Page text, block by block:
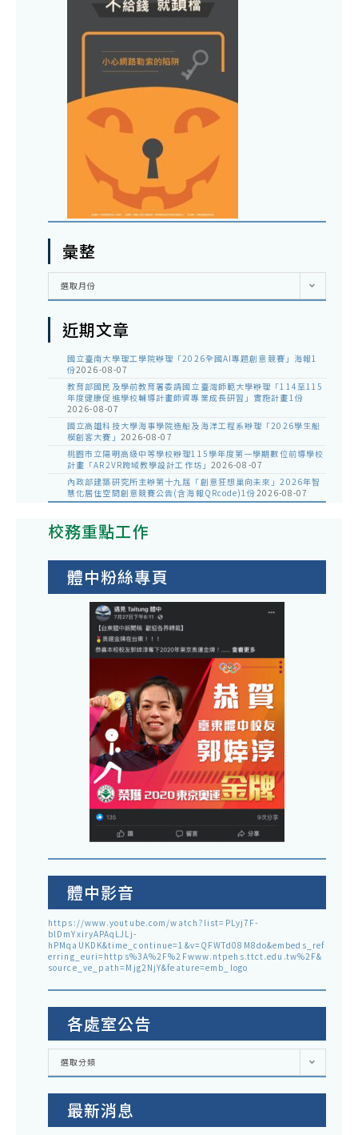
彙整
彙
選取月份
近期文章
國立臺南大學理工學院辦理「2026全國AI專題創意競賽」海報1
份2026-08-07
教育部國民及學前教育署委請國立臺灣師範大學辦理「114至115
年度健康促進學校輔導計畫師資專業成長研習」實施計畫1份
2026-08-07
國立高雄科技大學海事學院造船及海洋工程系辦理「2026學生船
模創客大賽」 2026-08-07
桃園市立陽明高級中等學校辦理115學年度第一學期數位前導學校
計畫「AR2VR跨域教學設計工作坊」 2026-08-07
內政部建築研究所主辦第十九屆「創意狂想巢向未來」2026年智
慧化居住空間創意競賽公告(含海報QRcode)1份2026-08-07
校務重點工作
體中粉絲專頁
體中影音
https://www.youtube.com/watch?list=PLyj7F-
blDmYxiryAPAqLJLj-
hPMqaUKDK&time_continue=1&v=QFWTd08M8do&embeds_ref
erring_euri=https%3A%2F%2Fwww.ntpehs.ttct.edu.tw%2F&
source_ve_path=Mjg2NjY&feature=emb_logo
各處室公告
各
室
選取分類
最新消息